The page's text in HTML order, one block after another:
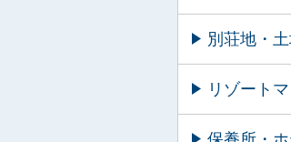
別荘地・
リゾート